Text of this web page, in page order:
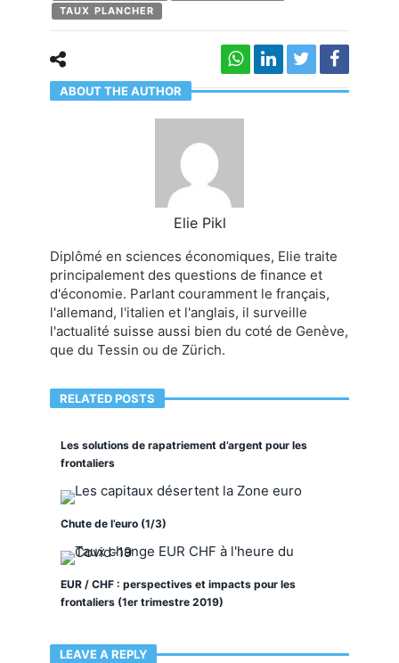
TAUX PLANCHER
ABOUT THE AUTHOR
Elie Pikl
Diplômé en sciences économiques, Elie traite
principalement des questions de finance et
d'économie. Parlant couramment le français,
l'allemand, l'italien et l'anglais, il surveille
l'actualité suisse aussi bien du coté de Genève,
que du Tessin ou de Zürich.
RELATED POSTS
Les solutions de rapatriement d’argent pour les
frontaliers
Chute de l’euro (1/3)
EUR / CHF : perspectives et impacts pour les
frontaliers (1er trimestre 2019)
LEAVE A REPLY